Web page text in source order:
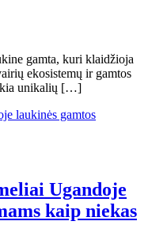
gamta, kuri klaidžioja
ekosistemų ir gamtos
unikalių […]
Ugandoje
kaip niekas